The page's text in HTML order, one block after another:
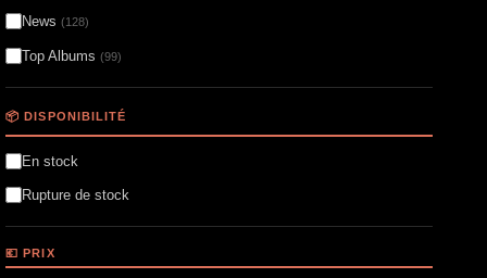
News (128)
Top Albums (99)
📦 DISPONIBILITÉ
En stock
Rupture de stock
💶 PRIX